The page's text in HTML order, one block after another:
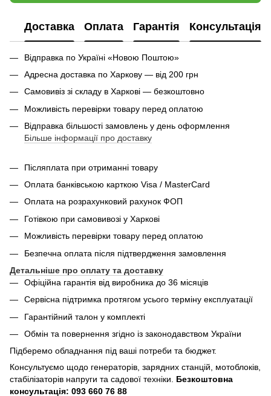
Доставка Оплата Гарантія Консультація
Відправка по Україні «Новою Поштою»
Адресна доставка по Харкову — від 200 грн
Самовивіз зі складу в Харкові — безкоштовно
Можливість перевірки товару перед оплатою
Відправка більшості замовлень у день оформлення
Більше інформації про доставку
Післяплата при отриманні товару
Оплата банківською карткою Visa / MasterCard
Оплата на розрахунковий рахунок ФОП
Готівкою при самовивозі у Харкові
Можливість перевірки товару перед оплатою
Безпечна оплата після підтвердження замовлення
Детальніше про оплату та доставку
Офіційна гарантія від виробника до 36 місяців
Сервісна підтримка протягом усього терміну експлуатації
Гарантійний талон у комплекті
Обмін та повернення згідно із законодавством України
Підберемо обладнання під ваші потреби та бюджет.
Консультуємо щодо генераторів, зарядних станцій, мотоблоків,
стабілізаторів напруги та садової техніки. Безкоштовна
консультація: 093 660 76 88